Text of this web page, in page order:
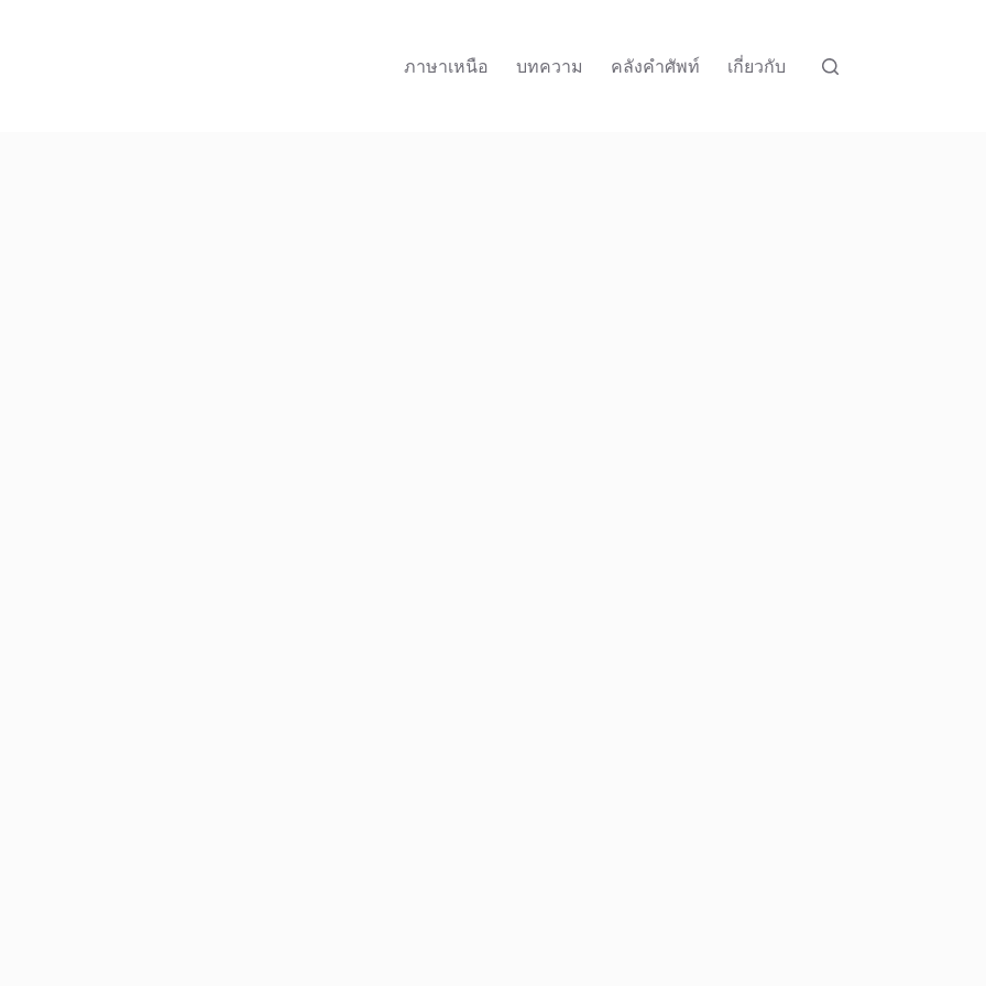
ภาษาเหนือ
บทความ คลังคำศัพท์ เกี่ยวกับ